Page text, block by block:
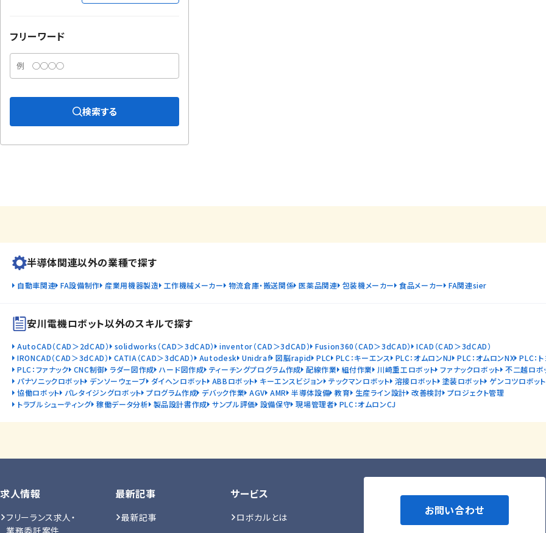
フリーワード
検索する
半導体関連以外の業種で探す
自動車関連 FA設備制作 産業用機器製造 工作機械メーカー 物流倉庫・搬送関係 医薬品関連 包装機メーカー 食品メーカー FA関連sier
安川電機ロボット以外のスキルで探す
AutoCAD（CAD＞2dCAD） solidworks（CAD＞3dCAD） inventor（CAD＞3dCAD） Fusion360（CAD＞3dCAD）
ICAD（CAD＞3dCAD）
IRONCAD（CAD＞3dCAD）
CATIA（CAD＞3dCAD） Autodesk Unidraf 図脳rapid PLC PLC：キーエンス PLC：オムロンNJ PLC：オムロンNX PLC：
PLC：ファナック CNC制御 ラダー図作成 ハード図作成 ティーチングプログラム作成 配線作業 組付作業 川崎重工ロボット ファナックロボット 不二越ロボ
パナソニックロボット デンソーウェーブ ダイヘンロボット ABBロボット キーエンスビジョン テックマンロボット 溶接ロボット 塗装ロボット ゲンコツロボット
協働ロボット パレタイジングロボット プログラム作成 デバック作業 AGV AMR 半導体設備 教育 生産ライン設計 改善検討 プロジェクト管理
トラブルシューティング 稼働データ分析 製品設計書作成 サンプル評価 設備保守 現場管理者 PLC：オムロンCJ
求人情報
フリーランス求人・
業務委託案件
最新記事
最新記事
サービス
ロボカルとは お問い合わせ